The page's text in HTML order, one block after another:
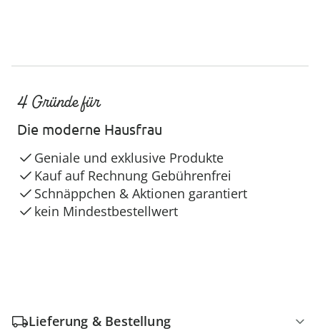
4 Gründe für
Die moderne Hausfrau
Geniale und exklusive Produkte
Kauf auf Rechnung Gebührenfrei
Schnäppchen & Aktionen garantiert
kein Mindestbestellwert
Lieferung & Bestellung